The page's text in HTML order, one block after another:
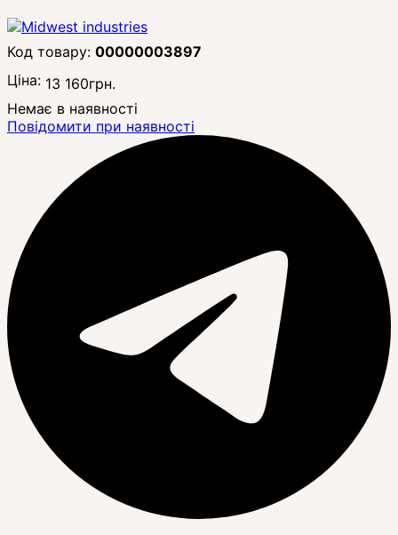
00000003897
Ціна: 13 160грн.
Немає в наявності
Повідомити при наявності